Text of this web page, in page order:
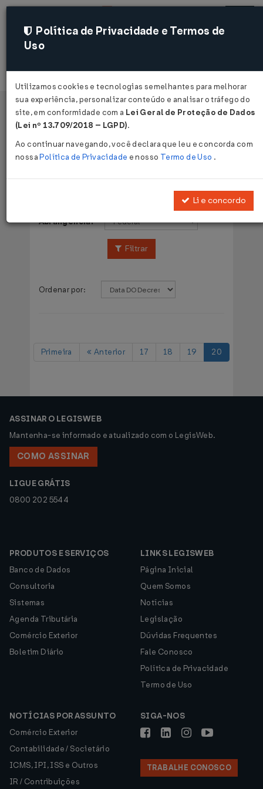
Acessar
Página Inicial Legislações
Legislações
Abrangência:
Filtrar
Ordenar por:
Primeira Anterior 17 18 19 20
ASSINAR O LEGISWEB
Mantenha-se informado e atualizado com o LegisWeb.
COMO ASSINAR
LIGUE GRÁTIS
0800 202 5544
PRODUTOS E SERVIÇOS
Banco de Dados
Consultoria
Sistemas
Agenda Tributária
Comércio Exterior
Boletim Diário
LINKS LEGISWEB
Página Inicial
Quem Somos
Notícias
Legislação
Dúvidas Frequentes
Fale Conosco
Política de Privacidade
Termo de Uso
NOTÍCIAS POR ASSUNTO
Comércio Exterior
Contabilidade / Societário
ICMS, IPI, ISS e Outros
IR / Contribuições
SIGA-NOS
TRABALHE CONOSCO
Política de Privacidade e Termos de
Uso
Utilizamos cookies e tecnologias semelhantes para melhorar
sua experiência, personalizar conteúdo e analisar o tráfego do
site, em conformidade com a Lei Geral de Proteção de Dados
(Lei nº 13.709/2018 – LGPD).
Ao continuar navegando, você declara que leu e concorda com
nossaPolítica de Privacidade e nosso Termo de Uso .
Li e concordo